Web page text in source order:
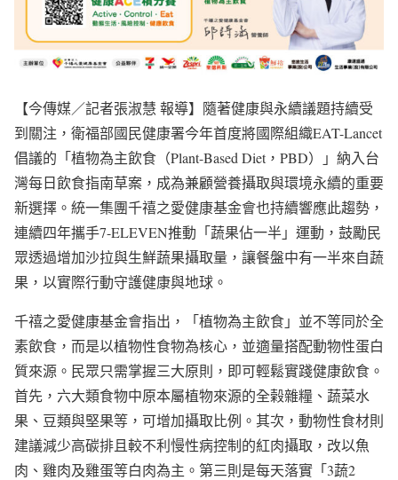
【今傳媒／記者張淑慧 報導】隨著健康與永續議題持續受
到關注，衛福部國民健康署今年首度將國際組織EAT-Lancet
倡議的「植物為主飲食（Plant-Based Diet，PBD）」納入台
灣每日飲食指南草案，成為兼顧營養攝取與環境永續的重要
新選擇。統一集團千禧之愛健康基金會也持續響應此趨勢，
連續四年攜手7-ELEVEN推動「蔬果佔一半」運動，鼓勵民
眾透過增加沙拉與生鮮蔬果攝取量，讓餐盤中有一半來自蔬
果，以實際行動守護健康與地球。
千禧之愛健康基金會指出，「植物為主飲食」並不等同於全
素飲食，而是以植物性食物為核心，並適量搭配動物性蛋白
質來源。民眾只需掌握三大原則，即可輕鬆實踐健康飲食。
首先，六大類食物中原本屬植物來源的全榖雜糧、蔬菜水
果、豆類與堅果等，可增加攝取比例。其次，動物性食材則
建議減少高碳排且較不利慢性病控制的紅肉攝取，改以魚
肉、雞肉及雞蛋等白肉為主。第三則是每天落實「3蔬2